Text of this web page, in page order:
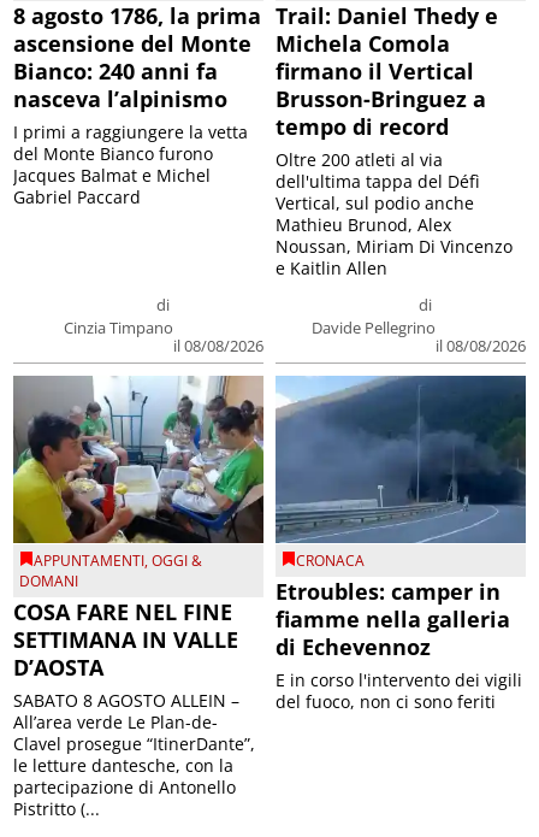
8 agosto 1786, la prima
ascensione del Monte
Bianco: 240 anni fa
nasceva l’alpinismo
di
Cinzia Timpano
il 08/08/2026
I primi a raggiungere la vetta
del Monte Bianco furono
Jacques Balmat e Michel
Gabriel Paccard
Trail: Daniel Thedy e
Michela Comola
firmano il Vertical
Brusson-Bringuez a
tempo di record
di
Davide Pellegrino
il 08/08/2026
Oltre 200 atleti al via
dell'ultima tappa del Défì
Vertical, sul podio anche
Mathieu Brunod, Alex
Noussan, Miriam Di Vincenzo
e Kaitlin Allen
APPUNTAMENTI,OGGI &
DOMANI
COSA FARE NEL FINE
SETTIMANA IN VALLE
D’AOSTA
SABATO 8 AGOSTO ALLEIN –
All’area verde Le Plan-de-
Clavel prosegue “ItinerDante”,
le letture dantesche, con la
partecipazione di Antonello
Pistritto (...
CRONACA
Etroubles: camper in
fiamme nella galleria
di Echevennoz
E in corso l'intervento dei vigili
del fuoco, non ci sono feriti